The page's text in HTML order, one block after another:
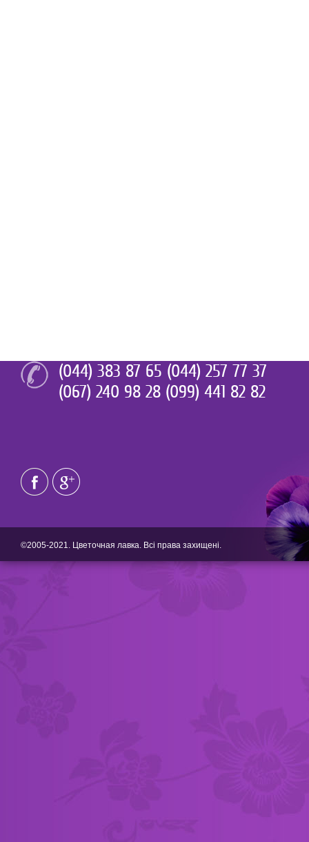
(044) 383 87 65 (044) 257 77 37
(067) 240 98 28 (099) 441 82 82
©2005-2021. Цветочная лавка. Всі права захищені.